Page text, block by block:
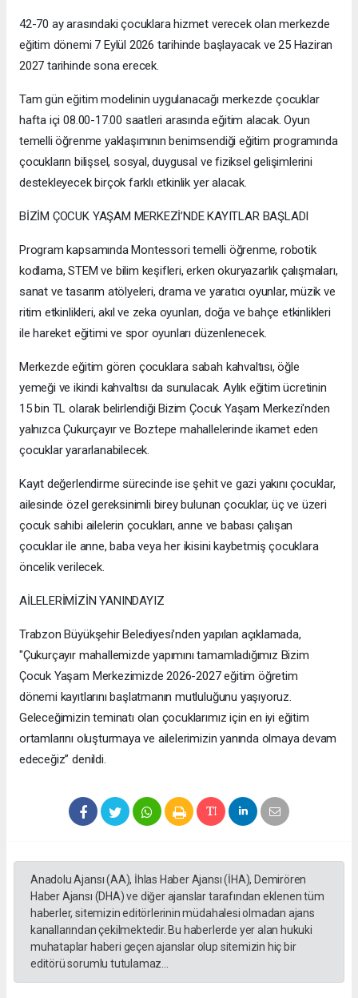
42-70 ay arasındaki çocuklara hizmet verecek olan merkezde
eğitim dönemi 7 Eylül 2026 tarihinde başlayacak ve 25 Haziran
2027 tarihinde sona erecek.
Tam gün eğitim modelinin uygulanacağı merkezde çocuklar
hafta içi 08.00-17.00 saatleri arasında eğitim alacak. Oyun
temelli öğrenme yaklaşımının benimsendiği eğitim programında
çocukların bilişsel, sosyal, duygusal ve fiziksel gelişimlerini
destekleyecek birçok farklı etkinlik yer alacak.
BİZİM ÇOCUK YAŞAM MERKEZİ’NDE KAYITLAR BAŞLADI
Program kapsamında Montessori temelli öğrenme, robotik
kodlama, STEM ve bilim keşifleri, erken okuryazarlık çalışmaları,
sanat ve tasarım atölyeleri, drama ve yaratıcı oyunlar, müzik ve
ritim etkinlikleri, akıl ve zeka oyunları, doğa ve bahçe etkinlikleri
ile hareket eğitimi ve spor oyunları düzenlenecek.
Merkezde eğitim gören çocuklara sabah kahvaltısı, öğle
yemeği ve ikindi kahvaltısı da sunulacak. Aylık eğitim ücretinin
15 bin TL olarak belirlendiği Bizim Çocuk Yaşam Merkezi'nden
yalnızca Çukurçayır ve Boztepe mahallelerinde ikamet eden
çocuklar yararlanabilecek.
Kayıt değerlendirme sürecinde ise şehit ve gazi yakını çocuklar,
ailesinde özel gereksinimli birey bulunan çocuklar, üç ve üzeri
çocuk sahibi ailelerin çocukları, anne ve babası çalışan
çocuklar ile anne, baba veya her ikisini kaybetmiş çocuklara
öncelik verilecek.
AİLELERİMİZİN YANINDAYIZ
Trabzon Büyükşehir Belediyesi’nden yapılan açıklamada,
"Çukurçayır mahallemizde yapımını tamamladığımız Bizim
Çocuk Yaşam Merkezimizde 2026-2027 eğitim öğretim
dönemi kayıtlarını başlatmanın mutluluğunu yaşıyoruz.
Geleceğimizin teminatı olan çocuklarımız için en iyi eğitim
ortamlarını oluşturmaya ve ailelerimizin yanında olmaya devam
edeceğiz” denildi.
Anadolu Ajansı (AA), İhlas Haber Ajansı (İHA), Demirören
Haber Ajansı (DHA) ve diğer ajanslar tarafından eklenen tüm
haberler, sitemizin editörlerinin müdahalesi olmadan ajans
kanallarından çekilmektedir. Bu haberlerde yer alan hukuki
muhataplar haberi geçen ajanslar olup sitemizin hiç bir
editörü sorumlu tutulamaz...